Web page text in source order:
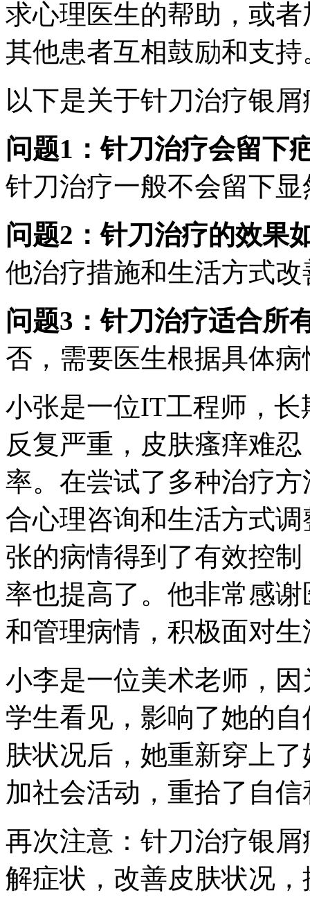
求心理医生的帮助，或
其他患者互相鼓励和支持
以下是关于针刀治疗银
问题1：针刀治疗会留下
针刀治疗一般不会留下
问题2：针刀治疗的效果
他治疗措施和生活方式
问题3：针刀治疗适合所
否，需要医生根据具体
小张是一位IT工程师，
反复严重，皮肤瘙痒难
率。在尝试了多种治疗
合心理咨询和生活方式
张的病情得到了有效控
率也提高了。他非常感
和管理病情，积极面对生
小李是一位美术老师，
学生看见，影响了她的
肤状况后，她重新穿上
加社会活动，重拾了自
再次注意：针刀治疗银
解症状，改善皮肤状况